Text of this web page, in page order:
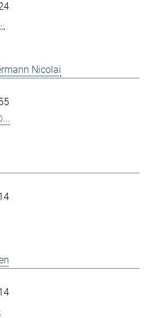
Nicolai